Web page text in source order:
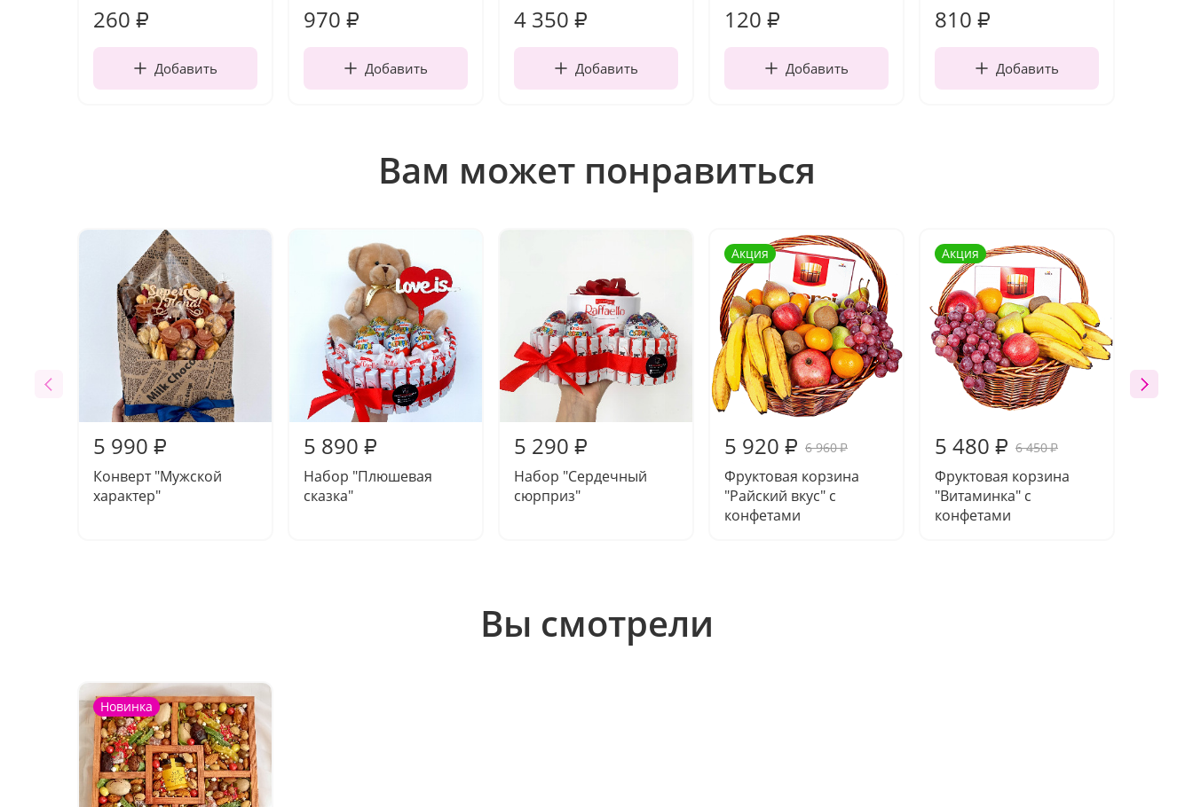
260 ₽
Добавить
970 ₽
Добавить
4 350 ₽
Добавить
120 ₽
Добавить
810 ₽
Добавить
Вам может понравиться
5 990 ₽
Конверт "Мужской
характер"
5 890 ₽
Набор "Плюшевая
сказка"
5 290 ₽
Набор "Сердечный
сюрприз"
Акция
5 920 ₽ 6 960₽
Фруктовая корзина
"Райский вкус" с
конфетами
Акция
5 480 ₽ 6 450₽
Фруктовая корзина
"Витаминка" с
конфетами
Вы смотрели
Новинка